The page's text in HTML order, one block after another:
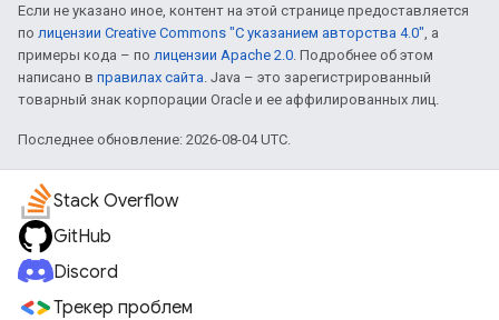
Если не указано иное, контент на этой странице предоставляется
по лицензии Creative Commons "С указанием авторства 4.0" , а
примеры кода – по лицензии Apache 2.0 . Подробнее об этом
написано в правилах сайта . Java – это зарегистрированный
товарный знак корпорации Oracle и ее аффилированных лиц.
Последнее обновление: 2026-08-04 UTC.
Stack Overflow
GitHub
Discord
Трекер проблем